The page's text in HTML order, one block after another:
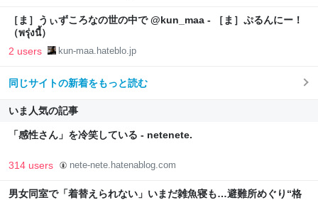
［ま］うぃずころなの世の中で @kun_maa - ［ま］ぷるんにー！
（พรุ่งนี้）
2 users kun-maa.hateblo.jp
同じサイトの新着をもっと読む
いま人気の記事
「感性さん」を冷笑している - netenete.
314 users nete-nete.hatenablog.com
男女同室で「着替えられない」いまだ雑魚寝も…避難所めぐり“格